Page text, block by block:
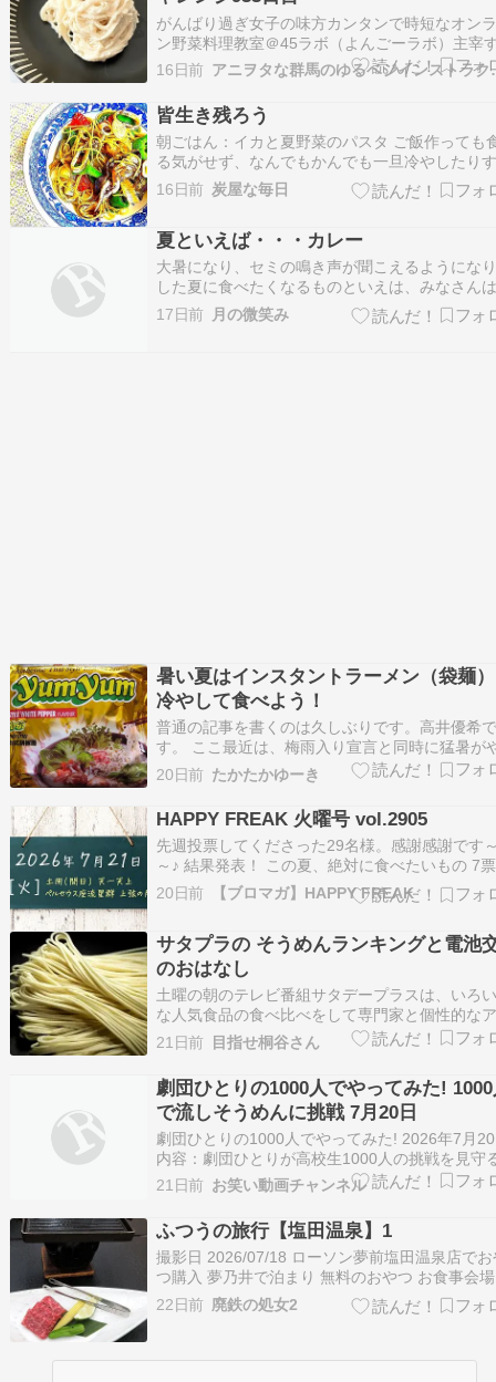
がんばり過ぎ女子の味方カンタンで時短なオン
ン野菜料理教室＠45ラボ（よんごーラボ）主宰
ゆるベジトップディレクターひこちゃんです。
ベジ1000日チャレンジ933日目は ／カルボナー
そうめん＼そうめんをつけ汁で食べるのに飽き
これオススメ❗️豆腐と調味料をぐるぐ…
16日前 アニヲタな
皆生き残ろう
朝ごはん：イカと夏野菜のパスタ ご飯作っても
る気がせず、なんでもかんでも一旦冷やしたり
る。 だからって、冷やしそうめんばかり食べて
ダメだからね・・・ 栄養失調で、取り返しのつ
が、今年はなんつー事・・・ みんな生き残ろ…
16日前 炭屋な毎日
夏といえば・・・カレー
大暑になり、セミの鳴き声が聞こえるようにな
した夏に食べたくなるものといえは、みなさん
でしょうか ざるそば、そうめん、ところてん、
ぎ、アイスクリーム(=^・^=) 私はうなぎは食べ
17日前 月の微笑み
暑い夏はインスタントラーメン（袋麺
冷やして食べよう！
普通の記事を書くのは久しぶりです。高井優希
す。 ここ最近は、梅雨入り宣言と同時に猛暑が
てくる、というのが毎年のことになっているよ
気がします。 暑くなると食欲にも影響が出て、
めんやひやむぎなどの麺類を食べたく […]
20日前 たかたかゆーき
HAPPY FREAK 火曜号 vol.2905
先週投票してくださった29名様。感謝感謝です
～♪ 結果発表！ この夏、絶対に食べたいもの 7票
（24％）冷やし中華 5票（17％）スイカ 4票
（14％）うなぎ 3票（10％）桃 3票（10％）バ
（3％）その他～♪
20日前 【ブロマガ】HAPPY FREAK
サタプラの そうめんランキングと電池
のおはなし
土曜の朝のテレビ番組サタデープラスは、いろ
な人気食品の食べ比べをして専門家と個性的な
ウンサー清水摩耶がジャッヂする番組ですとは
え、まずいものの商品名はあきらかにしません
い時には、商品をキラキラぼやぼやで隠します
中華の時には、1位のものはスーパーなどであま
みか…
21日前 目指せ桐谷さん
劇団ひとりの1000人でやってみた!
で流しそうめんに挑戦 7月20日
劇団ひとりの1000人でやってみた! 2026年7月
内容：劇団ひとりが高校生1000人の挑戦を見守
春純度1000％バラエティ出演者：劇団ひとり モ
21日前 お笑い動画チャンネル
ふつうの旅行【塩田温泉】1
撮影日 2026/07/18 ローソン夢前塩田温泉店でお
つ購入 夢乃井で泊まり 無料のおやつ お食事会
鴨と夏野菜の柑橘ジュレ掛け 鮎の塩焼き 鰻と茄
の薯蕷蒸し 鱧しゃぶ 姫路和牛のステーキ 白米
22日前 廃鉄の処女2